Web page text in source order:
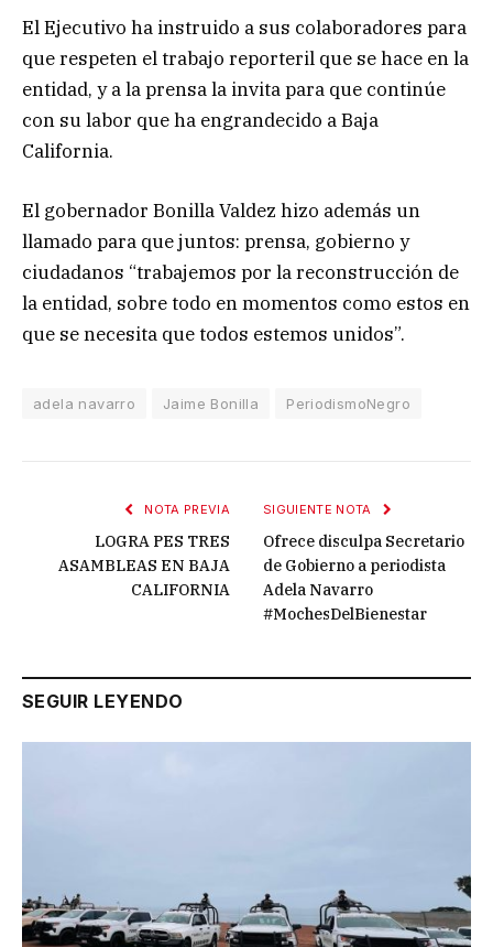
El Ejecutivo ha instruido a sus colaboradores para
que respeten el trabajo reporteril que se hace en la
entidad, y a la prensa la invita para que continúe
con su labor que ha engrandecido a Baja
California.
El gobernador Bonilla Valdez hizo además un
llamado para que juntos: prensa, gobierno y
ciudadanos “trabajemos por la reconstrucción de
la entidad, sobre todo en momentos como estos en
que se necesita que todos estemos unidos”.
adela navarro Jaime Bonilla PeriodismoNegro
NOTA PREVIA
LOGRA PES TRES
ASAMBLEAS EN BAJA
CALIFORNIA
SIGUIENTE NOTA
Ofrece disculpa Secretario
de Gobierno a periodista
Adela Navarro
#MochesDelBienestar
SEGUIR LEYENDO